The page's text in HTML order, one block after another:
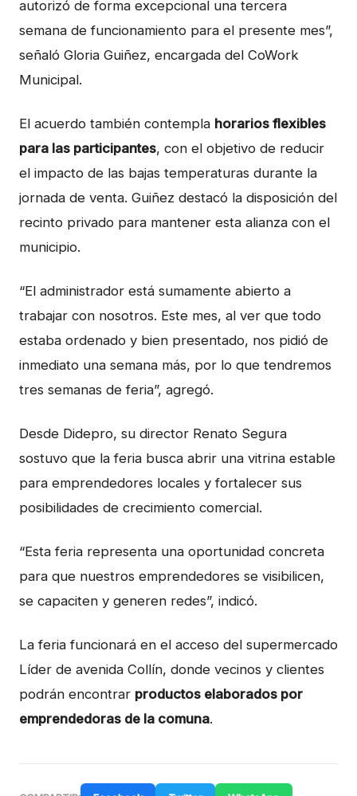
autorizó de forma excepcional una tercera
semana de funcionamiento para el presente mes”,
señaló Gloria Guiñez, encargada del CoWork
Municipal.
El acuerdo también contempla horarios flexibles
para las participantes, con el objetivo de reducir
el impacto de las bajas temperaturas durante la
jornada de venta. Guiñez destacó la disposición del
recinto privado para mantener esta alianza con el
municipio.
“El administrador está sumamente abierto a
trabajar con nosotros. Este mes, al ver que todo
estaba ordenado y bien presentado, nos pidió de
inmediato una semana más, por lo que tendremos
tres semanas de feria”, agregó.
Desde Didepro, su director Renato Segura
sostuvo que la feria busca abrir una vitrina estable
para emprendedores locales y fortalecer sus
posibilidades de crecimiento comercial.
“Esta feria representa una oportunidad concreta
para que nuestros emprendedores se visibilicen,
se capaciten y generen redes”, indicó.
La feria funcionará en el acceso del supermercado
Líder de avenida Collín, donde vecinos y clientes
podrán encontrar productos elaborados por
emprendedoras de la comuna.